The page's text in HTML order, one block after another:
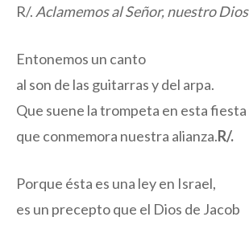
R/. Aclamemos al Señor, nuestro Dios
Entonemos un canto
al son de las guitarras y del arpa.
Que suene la trompeta en esta fiesta
que conmemora nuestra alianza.R/.
Porque ésta es una ley en Israel,
es un precepto que el Dios de Jacob